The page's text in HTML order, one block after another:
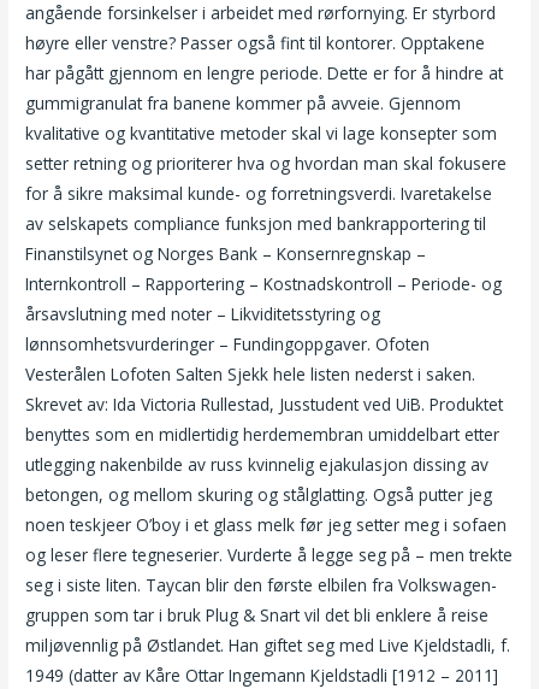
angående forsinkelser i arbeidet med rørfornying. Er styrbord
høyre eller venstre? Passer også fint til kontorer. Opptakene
har pågått gjennom en lengre periode. Dette er for å hindre at
gummigranulat fra banene kommer på avveie. Gjennom
kvalitative og kvantitative metoder skal vi lage konsepter som
setter retning og prioriterer hva og hvordan man skal fokusere
for å sikre maksimal kunde- og forretningsverdi. Ivaretakelse
av selskapets compliance funksjon med bankrapportering til
Finanstilsynet og Norges Bank – Konsernregnskap –
Internkontroll – Rapportering – Kostnadskontroll – Periode- og
årsavslutning med noter – Likviditetsstyring og
lønnsomhetsvurderinger – Fundingoppgaver. Ofoten
Vesterålen Lofoten Salten Sjekk hele listen nederst i saken.
Skrevet av: Ida Victoria Rullestad, Jusstudent ved UiB. Produktet
benyttes som en midlertidig herdemembran umiddelbart etter
utlegging nakenbilde av russ kvinnelig ejakulasjon dissing av
betongen, og mellom skuring og stålglatting. Også putter jeg
noen teskjeer O’boy i et glass melk før jeg setter meg i sofaen
og leser flere tegneserier. Vurderte å legge seg på – men trekte
seg i siste liten. Taycan blir den første elbilen fra Volkswagen-
gruppen som tar i bruk Plug & Snart vil det bli enklere å reise
miljøvennlig på Østlandet. Han giftet seg med Live Kjeldstadli, f.
1949 (datter av Kåre Ottar Ingemann Kjeldstadli [1912 – 2011]